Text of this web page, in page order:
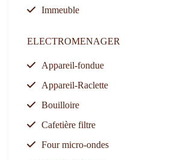
Immeuble
ELECTROMENAGER
Appareil-fondue
Appareil-Raclette
Bouilloire
Cafetière filtre
Four micro-ondes